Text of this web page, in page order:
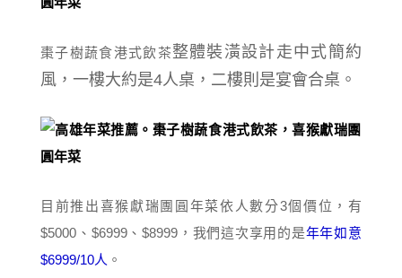
棗子樹蔬食港式飲茶整體裝潢設計走中式簡約
風，一樓大約是4人桌，二樓則是宴會合桌。
目前推出喜猴獻瑞團圓年菜依人數分3個價位，有
$5000、$6999、$8999，我們這次享用的是年年如意
$6999/10人 。